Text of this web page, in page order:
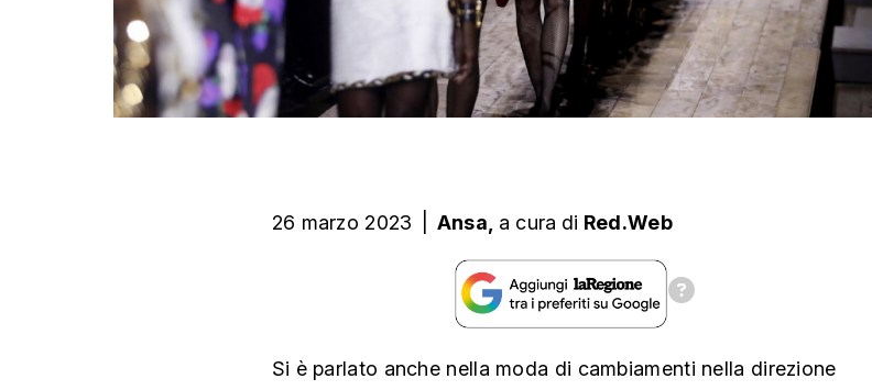
26 marzo 2023 Ansa, a cura di Red.Web
Si è parlato anche nella moda di cambiamenti nella direzione